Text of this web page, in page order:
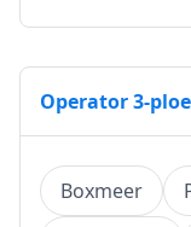
Operator 3-
Boxmeer